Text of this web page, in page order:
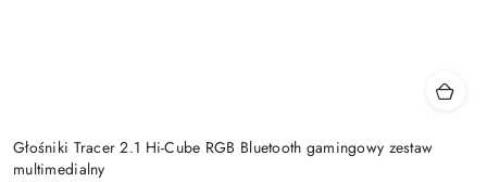
Głośniki Tracer 2.1 Hi-Cube RGB Bluetooth gamingowy zestaw
multimedialny